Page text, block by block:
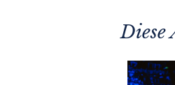
Diese